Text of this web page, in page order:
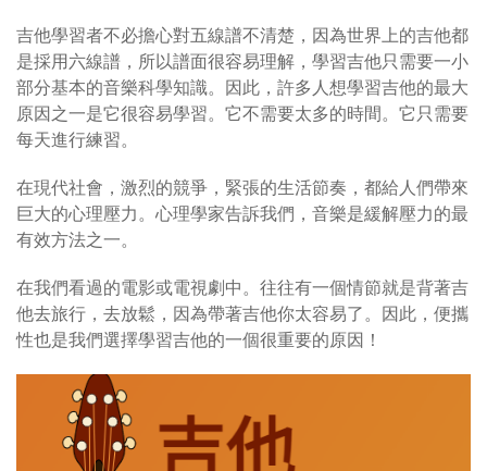
吉他學習者不必擔心對五線譜不清楚，因為世界上的吉他都
是採用六線譜，所以譜面很容易理解，學習吉他只需要一小
部分基本的音樂科學知識。因此，許多人想學習吉他的最大
原因之一是它很容易學習。它不需要太多的時間。它只需要
每天進行練習。
在現代社會，激烈的競爭，緊張的生活節奏，都給人們帶來
巨大的心理壓力。心理學家告訴我們，音樂是緩解壓力的最
有效方法之一。
在我們看過的電影或電視劇中。往往有一個情節就是背著吉
他去旅行，去放鬆，因為帶著吉他你太容易了。因此，便攜
性也是我們選擇學習吉他的一個很重要的原因！